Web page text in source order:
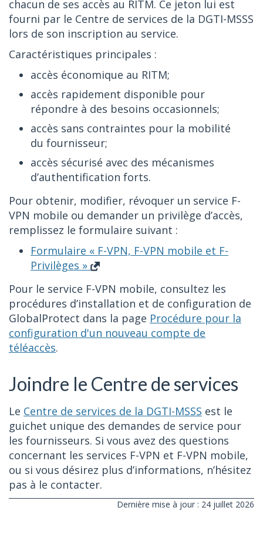
chacun de ses accès au RITM. Ce jeton lui est
fourni par le Centre de services de la DGTI-MSSS
lors de son inscription au service.
Caractéristiques principales :
accès économique au RITM;
accès rapidement disponible pour
répondre à des besoins occasionnels;
accès sans contraintes pour la mobilité
du fournisseur;
accès sécurisé avec des mécanismes
d’authentification forts.
Pour obtenir, modifier, révoquer un service F-
VPN mobile ou demander un privilège d’accès,
remplissez le formulaire suivant :
Formulaire « F-VPN, F-VPN mobile et F-
Privilèges »
Pour le service F-VPN mobile, consultez les
procédures d’installation et de configuration de
GlobalProtect dans la page Procédure pour la
configuration d'un nouveau compte de
téléaccès.
Joindre le Centre de services
Le Centre de services de la DGTI-MSSS est le
guichet unique des demandes de service pour
les fournisseurs. Si vous avez des questions
concernant les services F-VPN et F-VPN mobile,
ou si vous désirez plus d’informations, n’hésitez
pas à le contacter.
Dernière mise à jour : 24 juillet 2026